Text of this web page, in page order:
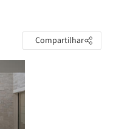
Compartilhar